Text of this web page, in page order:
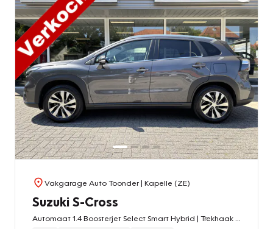
Vakgarage Auto Toonder| Kapelle (ZE)
Suzuki S-Cross